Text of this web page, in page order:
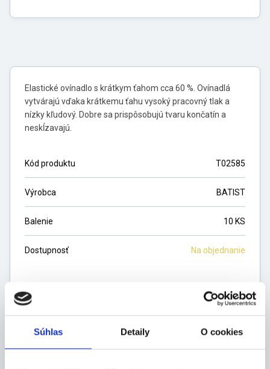
Súhlas Detaily O cookies
Elastické ovínadlo s krátkym ťahom cca 60 %. Ovínadlá
vytvárajú vďaka krátkemu ťahu vysoký pracovný tlak a
nízky kľudový. Dobre sa prispôsobujú tvaru končatín a
neskĺzavajú.
Kód produktu T02585
Výrobca BATIST
Balenie 10 KS
Dostupnosť Na objednanie
Cena na vyžiadanie